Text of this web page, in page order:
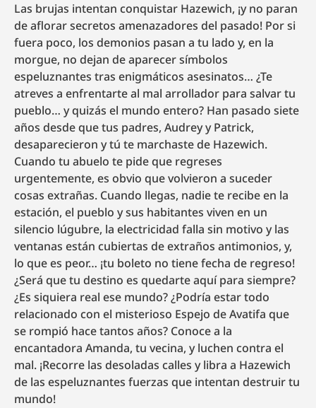
Las brujas intentan conquistar Hazewich, ¡y no paran
de aflorar secretos amenazadores del pasado! Por si
fuera poco, los demonios pasan a tu lado y, en la
morgue, no dejan de aparecer símbolos
espeluznantes tras enigmáticos asesinatos… ¿Te
atreves a enfrentarte al mal arrollador para salvar tu
pueblo… y quizás el mundo entero? Han pasado siete
años desde que tus padres, Audrey y Patrick,
desaparecieron y tú te marchaste de Hazewich.
Cuando tu abuelo te pide que regreses
urgentemente, es obvio que volvieron a suceder
cosas extrañas. Cuando llegas, nadie te recibe en la
estación, el pueblo y sus habitantes viven en un
silencio lúgubre, la electricidad falla sin motivo y las
ventanas están cubiertas de extraños antimonios, y,
lo que es peor… ¡tu boleto no tiene fecha de regreso!
¿Será que tu destino es quedarte aquí para siempre?
¿Es siquiera real ese mundo? ¿Podría estar todo
relacionado con el misterioso Espejo de Avatifa que
se rompió hace tantos años? Conoce a la
encantadora Amanda, tu vecina, y luchen contra el
mal. ¡Recorre las desoladas calles y libra a Hazewich
de las espeluznantes fuerzas que intentan destruir tu
mundo!